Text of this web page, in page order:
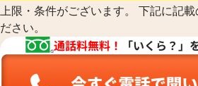
上限・条件がございます。 下記に記載
ださい。
通話料無料！ 「いくら？」